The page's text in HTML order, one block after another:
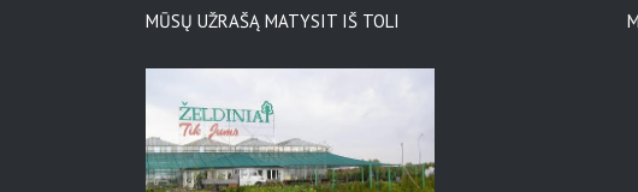
MŪSŲ UŽRAŠĄ MATYSIT IŠ TOLI